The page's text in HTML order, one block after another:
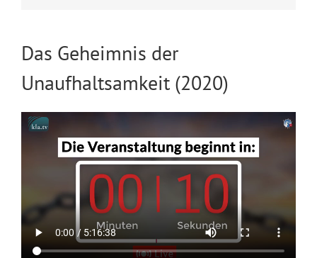
Das Geheimnis der
Unaufhaltsamkeit (2020)